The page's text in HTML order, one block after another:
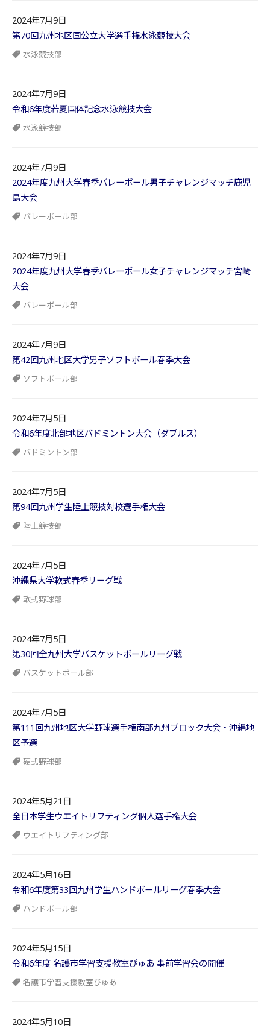
2024年7月9日
第70回九州地区国公立大学選手権水泳競技大会
水泳競技部
2024年7月9日
令和6年度若夏国体記念水泳競技大会
水泳競技部
2024年7月9日
2024年度九州大学春季バレーボール男子チャレンジマッチ鹿児
島大会
バレーボール部
2024年7月9日
2024年度九州大学春季バレーボール女子チャレンジマッチ宮崎
大会
バレーボール部
2024年7月9日
第42回九州地区大学男子ソフトボール春季大会
ソフトボール部
2024年7月5日
令和6年度北部地区バドミントン大会（ダブルス）
バドミントン部
2024年7月5日
第94回九州学生陸上競技対校選手権大会
陸上競技部
2024年7月5日
沖縄県大学軟式春季リーグ戦
軟式野球部
2024年7月5日
第30回全九州大学バスケットボールリーグ戦
バスケットボール部
2024年7月5日
第111回九州地区大学野球選手権南部九州ブロック大会・沖縄地
区予選
硬式野球部
2024年5月21日
全日本学生ウエイトリフティング個人選手権大会
ウエイトリフティング部
2024年5月16日
令和6年度第33回九州学生ハンドボールリーグ春季大会
ハンドボール部
2024年5月15日
令和6年度 名護市学習支援教室ぴゅあ 事前学習会の開催
名護市学習支援教室ぴゅあ
2024年5月10日